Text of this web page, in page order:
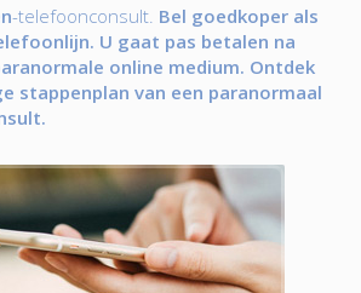
-telefoonconsult. Bel goedkoper als
U gaat pas betalen na
online medium. Ontdek
stappenplan van een paranormaal